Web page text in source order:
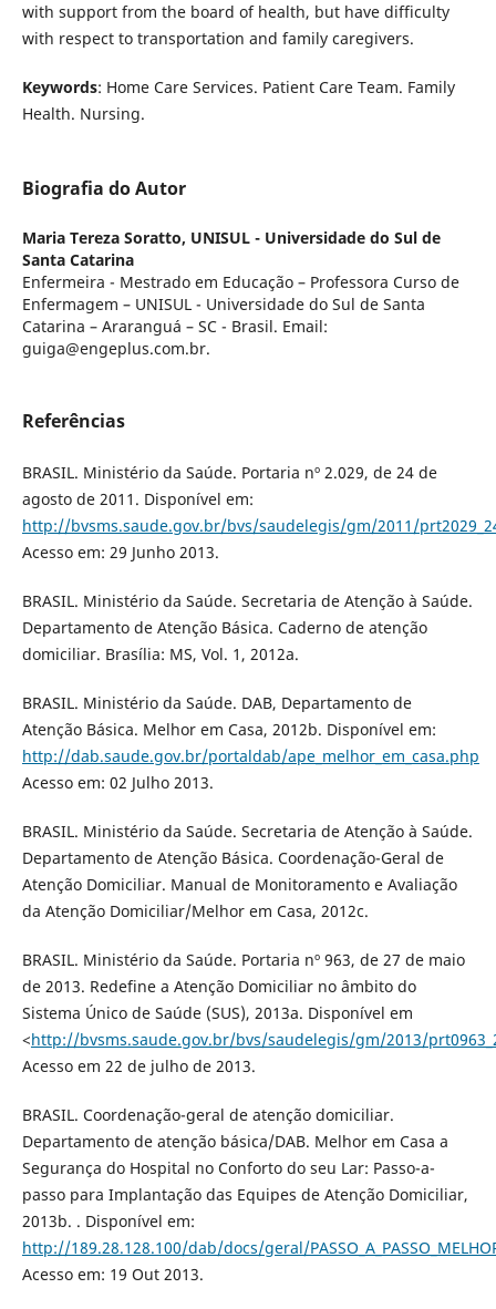
with support from the board of health, but have difficulty
with respect to transportation and family caregivers.
Keywords: Home Care Services. Patient Care Team. Family
Health. Nursing.
Biografia do Autor
Maria Tereza Soratto, UNISUL - Universidade do Sul de
Santa Catarina
Enfermeira - Mestrado em Educação – Professora Curso de
Enfermagem – UNISUL - Universidade do Sul de Santa
Catarina – Araranguá – SC - Brasil. Email:
guiga@engeplus.com.br.
Referências
BRASIL. Ministério da Saúde. Portaria nº 2.029, de 24 de
agosto de 2011. Disponível em:
http://bvsms.saude.gov.br/bvs/saudelegis/gm/2011/
Acesso em: 29 Junho 2013.
BRASIL. Ministério da Saúde. Secretaria de Atenção à Saúde.
Departamento de Atenção Básica. Caderno de atenção
domiciliar. Brasília: MS, Vol. 1, 2012a.
BRASIL. Ministério da Saúde. DAB, Departamento de
Atenção Básica. Melhor em Casa, 2012b. Disponível em:
http://dab.saude.gov.br/portaldab/ape_melhor_em_casa.php
Acesso em: 02 Julho 2013.
BRASIL. Ministério da Saúde. Secretaria de Atenção à Saúde.
Departamento de Atenção Básica. Coordenação-Geral de
Atenção Domiciliar. Manual de Monitoramento e Avaliação
da Atenção Domiciliar/Melhor em Casa, 2012c.
BRASIL. Ministério da Saúde. Portaria nº 963, de 27 de maio
de 2013. Redefine a Atenção Domiciliar no âmbito do
Sistema Único de Saúde (SUS), 2013a. Disponível em
<http://bvsms.saude.gov.br/bvs/saudelegis/gm/2013/
Acesso em 22 de julho de 2013.
BRASIL. Coordenação-geral de atenção domiciliar.
Departamento de atenção básica/DAB. Melhor em Casa a
Segurança do Hospital no Conforto do seu Lar: Passo-a-
passo para Implantação das Equipes de Atenção Domiciliar,
2013b. . Disponível em:
http://189.28.128.100/dab/docs/geral/
Acesso em: 19 Out 2013.